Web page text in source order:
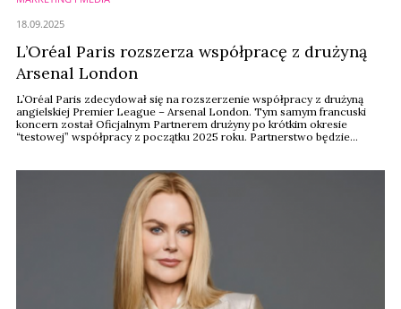
L’Oréal Paris rozszerza współpracę z drużyną
Arsenal London
L’Oréal Paris zdecydował się na rozszerzenie współpracy z drużyną
angielskiej Premier League – Arsenal London. Tym samym francuski
koncern został Oficjalnym Partnerem drużyny po krótkim okresie
“testowej” współpracy z początku 2025 roku. Partnerstwo będzie
18.09.2025